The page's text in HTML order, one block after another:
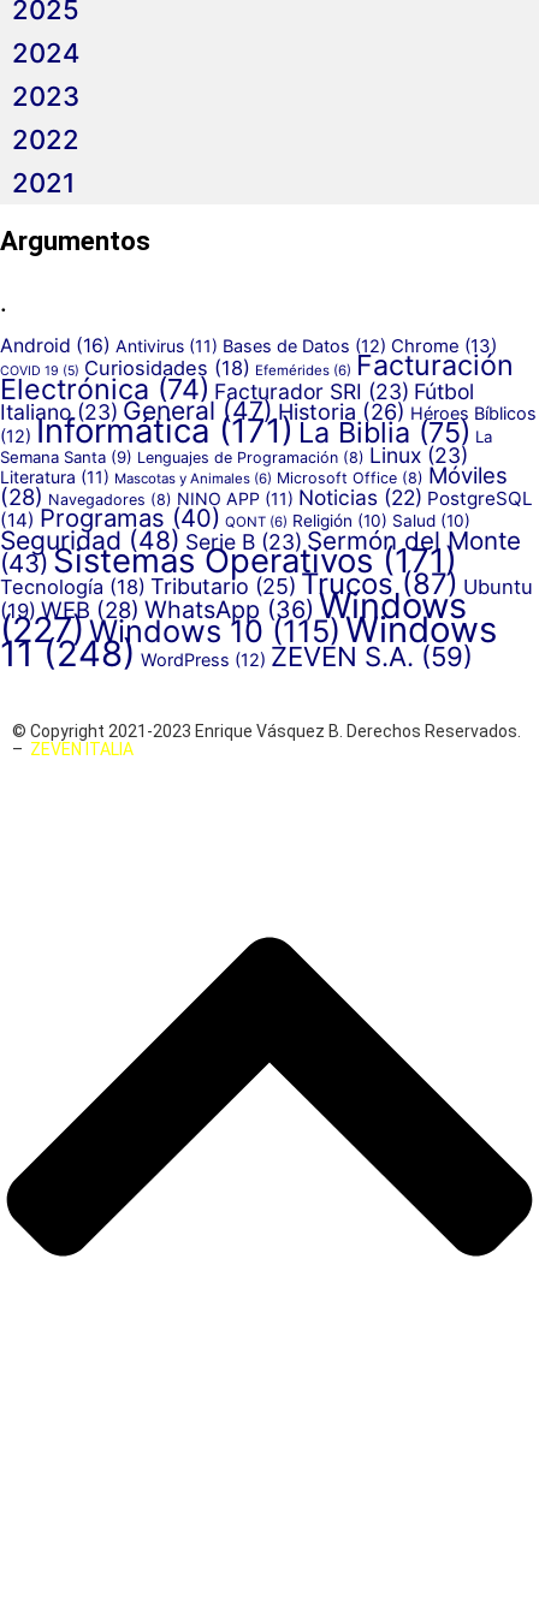
2025
2024
2023
2022
2021
Argumentos
.
Android (16) Antivirus (11) Bases de Datos (12) Chrome (13)
COVID 19 (5) Curiosidades (18) Efemérides (6) Facturación
Electrónica (74) Facturador SRI (23) Fútbol
Italiano(23) General (47) Historia (26) Héroes Bíblicos
(12) Informática(171) La Biblia (75) La
Semana Santa (9) Lenguajes de Programación (8) Linux (23)
Literatura (11) Mascotas y Animales (6) Microsoft Office (8) Móviles
(28) Navegadores (8) NINO APP (11) Noticias (22) PostgreSQL
(14) Programas (40) QONT (6) Religión (10) Salud (10)
Seguridad (48) Serie B (23) Sermón del Monte
(43) Sistemas Operativos(171)
Tecnología (18) Tributario (25) Trucos(87) Ubuntu
(19) WEB (28) WhatsApp (36) Windows
(227)Windows 10 (115)Windows
11(248) WordPress (12) ZEVEN S.A. (59)
© Copyright 2021-2023 Enrique Vásquez B. Derechos Reservados.
– ZEVEN ITALIA